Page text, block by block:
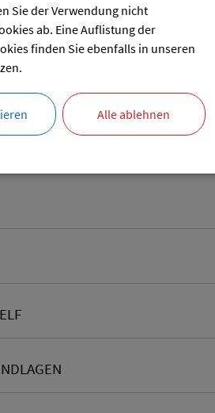
Sie der Verwendung nicht
ab. Eine Auflistung der
finden Sie ebenfalls in unseren
Alle ablehnen